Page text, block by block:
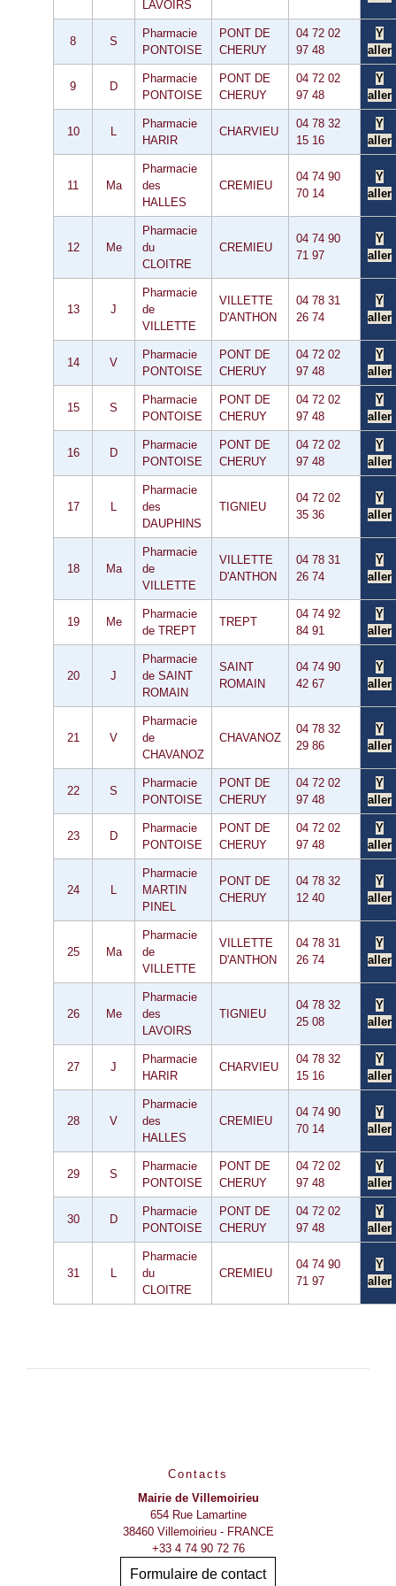
LAVOIRS
8 S
Pharmacie
PONTOISE
PONT DE
CHERUY
04 72 02
97 48
Y
aller
9 D
Pharmacie
PONTOISE
PONT DE
CHERUY
04 72 02
97 48
Y
aller
10 L
Pharmacie
HARIR
CHARVIEU
04 78 32
15 16
Y
aller
11 Ma
Pharmacie
des
HALLES
CREMIEU
04 74 90
70 14
Y
aller
12 Me
Pharmacie
du
CLOITRE
CREMIEU
04 74 90
71 97
Y
aller
13 J
Pharmacie
de
VILLETTE
VILLETTE
D'ANTHON
04 78 31
26 74
Y
aller
14 V
Pharmacie
PONTOISE
PONT DE
CHERUY
04 72 02
97 48
Y
aller
15 S
Pharmacie
PONTOISE
PONT DE
CHERUY
04 72 02
97 48
Y
aller
16 D
Pharmacie
PONTOISE
PONT DE
CHERUY
04 72 02
97 48
Y
aller
17 L
Pharmacie
des
DAUPHINS
TIGNIEU
04 72 02
35 36
Y
aller
18 Ma
Pharmacie
de
VILLETTE
VILLETTE
D'ANTHON
04 78 31
26 74
Y
aller
19 Me
Pharmacie
de TREPT
TREPT
04 74 92
84 91
Y
aller
20 J
Pharmacie
de SAINT
ROMAIN
SAINT
ROMAIN
04 74 90
42 67
Y
aller
21 V
Pharmacie
de
CHAVANOZ
CHAVANOZ
04 78 32
29 86
Y
aller
22 S
Pharmacie
PONTOISE
PONT DE
CHERUY
04 72 02
97 48
Y
aller
23 D
Pharmacie
PONTOISE
PONT DE
CHERUY
04 72 02
97 48
Y
aller
24 L
Pharmacie
MARTIN
PINEL
PONT DE
CHERUY
04 78 32
12 40
Y
aller
25 Ma
Pharmacie
de
VILLETTE
VILLETTE
D'ANTHON
04 78 31
26 74
Y
aller
26 Me
Pharmacie
des
LAVOIRS
TIGNIEU
04 78 32
25 08
Y
aller
27 J
Pharmacie
HARIR
CHARVIEU
04 78 32
15 16
Y
aller
28 V
Pharmacie
des
HALLES
CREMIEU
04 74 90
70 14
Y
aller
29 S
Pharmacie
PONTOISE
PONT DE
CHERUY
04 72 02
97 48
Y
aller
30 D
Pharmacie
PONTOISE
PONT DE
CHERUY
04 72 02
97 48
Y
aller
31 L
Pharmacie
du
CLOITRE
CREMIEU
04 74 90
71 97
Y
aller
Contacts
Mairie de Villemoirieu
654 Rue Lamartine
38460 Villemoirieu - FRANCE
+33 4 74 90 72 76
Formulaire de contact